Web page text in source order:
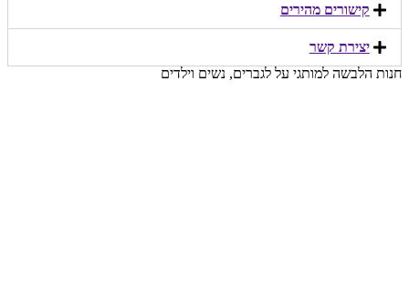
קישורים מהירים​
יצירת קשר​
חנות הלבשה למותגי על לגברים, נשים וילדים